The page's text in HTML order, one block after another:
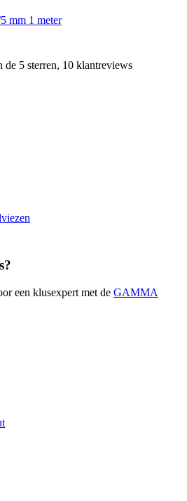
mm 1 meter
de 5 sterren, 10 klantreviews
een klusexpert met de GAMMA